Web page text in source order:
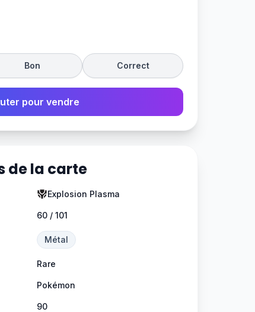
Bon Correct
pour vendre
de la carte
Explosion Plasma
60 / 101
Métal
Rare
Pokémon
90